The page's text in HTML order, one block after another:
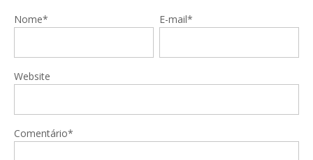
Nome* E-mail*
Website
Comentário*